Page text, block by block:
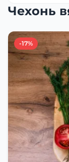
Чехонь
-17%